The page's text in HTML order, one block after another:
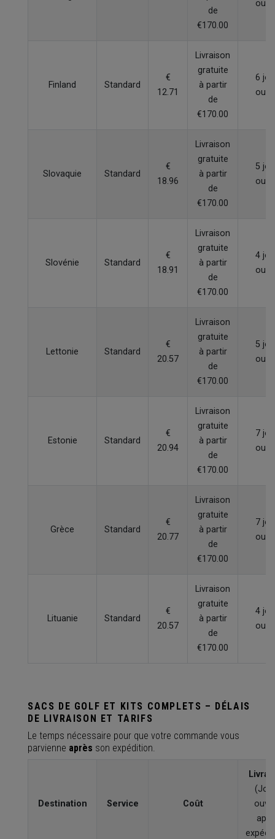
de
€170.00
Finland Standard
€
12.71
Livraison
gratuite
à partir
de
€170.00
6
Slovaquie Standard
€
18.96
Livraison
gratuite
à partir
de
€170.00
5
Slovénie Standard
€
18.91
Livraison
gratuite
à partir
de
€170.00
4
Lettonie Standard
€
20.57
Livraison
gratuite
à partir
de
€170.00
5
Estonie Standard
€
20.94
Livraison
gratuite
à partir
de
€170.00
7
Grèce Standard
€
20.77
Livraison
gratuite
à partir
de
€170.00
7
Lituanie Standard
€
20.57
Livraison
gratuite
à partir
de
€170.00
4
SACS DE GOLF ET KITS COMPLETS – DÉLAIS
DE LIVRAISON ET TARIFS
Le temps nécessaire pour que votre commande vous
parvienne après son expédition.
Destination Service Coût